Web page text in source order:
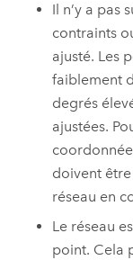
Il n’y a pas
contraints
ajusté. Les
faiblement
degrés
ajustées.
doivent
réseau en
Le réseau
point. Cela